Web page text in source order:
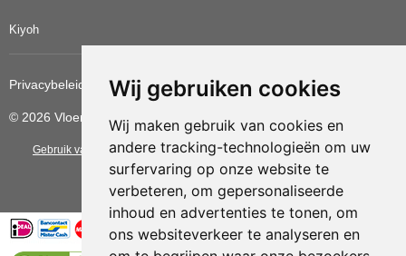
Wij gebruiken cookies
Wij maken gebruik van cookies en
andere tracking-technologieën om uw
surfervaring op onze website te
verbeteren, om gepersonaliseerde
inhoud en advertenties te tonen, om
ons websiteverkeer te analyseren en
Kiyoh
Privacybeleid Cookiebeleid Update cookies voorkeuren
© 2026 Vloerbedekkingvoordelig
Gebruik van deze site betekent dat u dealgemene voorwaarden van CBW